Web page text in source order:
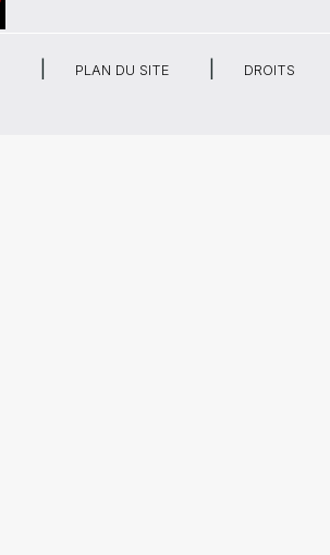
PLAN DU SITE DROITS